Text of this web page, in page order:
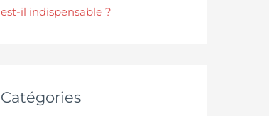
est-il indispensable ?
Catégories